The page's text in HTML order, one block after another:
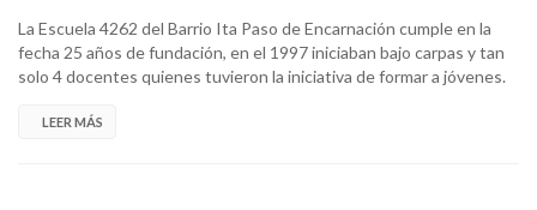
La Escuela 4262 del Barrio Ita Paso de Encarnación cumple en la
fecha 25 años de fundación, en el 1997 iniciaban bajo carpas y tan
solo 4 docentes quienes tuvieron la iniciativa de formar a jóvenes.
LEER MÁS